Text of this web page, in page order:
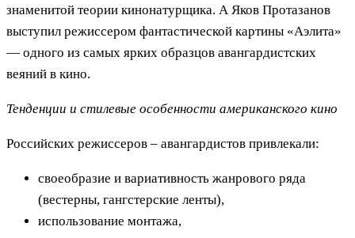
знаменитой теории кинонатурщика. А Яков Протазанов
выступил режиссером фантастической картины «Аэлита»
— одного из самых ярких образцов авангардистских
веяний в кино.
Тенденции и стилевые особенности американского кино
Российских режиссеров – авангардистов привлекали:
своеобразие и вариативность жанрового ряда
(вестерны, гангстерские ленты),
использование монтажа,